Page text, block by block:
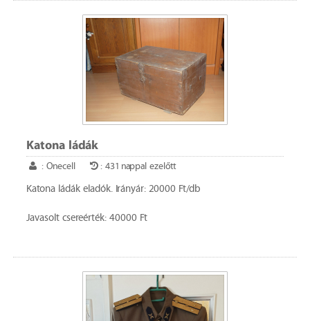
Katona ládák
: Onecell : 431 nappal ezelőtt
Katona ládák eladók. Irányár: 20000 Ft/db
Javasolt csereérték: 40000 Ft